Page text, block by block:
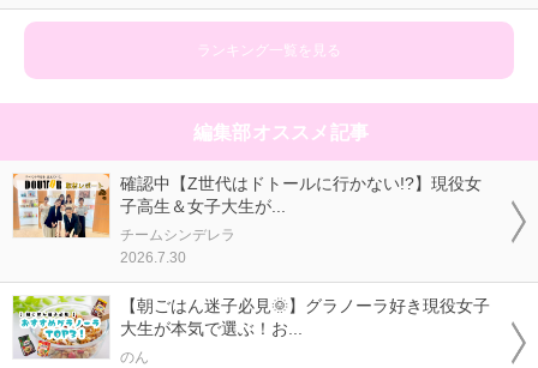
ランキング一覧を見る
編集部オススメ記事
確認中【Z世代はドトールに行かない!?】現役女
子高生＆女子大生が...
チームシンデレラ
2026.7.30
【朝ごはん迷子必見🌞】グラノーラ好き現役女子
大生が本気で選ぶ！お...
のん